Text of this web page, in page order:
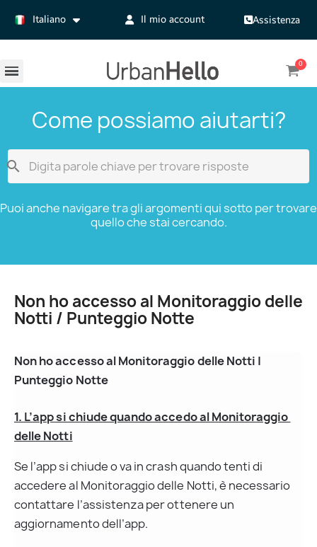
Italiano Il mio account Assistenza
Come possiamo aiutarti?

Puoi anche navigare tra gli argomenti qui sotto per trovare
quello che stai cercando.
Non ho accesso al Monitoraggio delle
Notti / Punteggio Notte
Non ho accesso al Monitoraggio delle Notti |
Punteggio Notte
1. L’app si chiude quando accedo al Monitoraggio
delle Notti
Se l’app si chiude o va in crash quando tenti di
accedere al Monitoraggio delle Notti, è necessario
contattare l’assistenza per ottenere un
aggiornamento dell’app.